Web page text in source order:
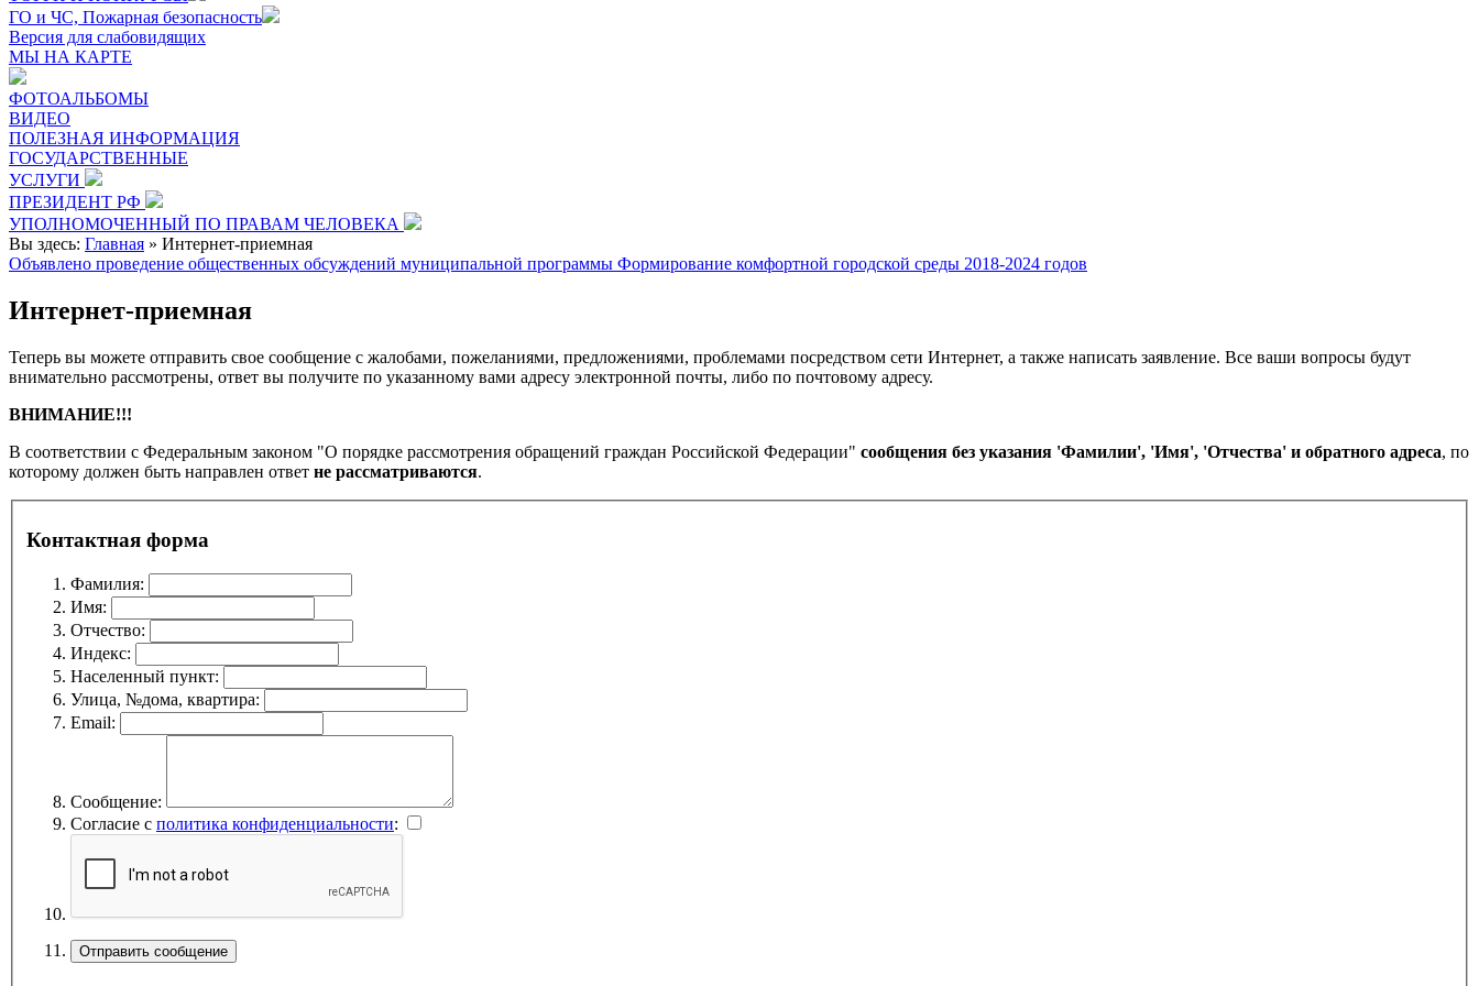
ГО и ЧС, Пожарная безопасность
Версия для слабовидящих
МЫ НА КАРТЕ
ФОТОАЛЬБОМЫ
ВИДЕО
ПОЛЕЗНАЯ ИНФОРМАЦИЯ
ГОСУДАРСТВЕННЫЕ
УСЛУГИ
ПРЕЗИДЕНТ РФ
УПОЛНОМОЧЕННЫЙ ПО ПРАВАМ ЧЕЛОВЕКА
Вы здесь: Главная » Интернет-приемная
Объявлено проведение общественных обсуждений муниципальной программы Формирование комфортной городской среды 2018-2024 годов
Интернет-приемная
Теперь вы можете отправить свое сообщение с жалобами, пожеланиями, предложениями, проблемами посредством сети Интернет, а также написать заявление. Все ваши вопросы будут
внимательно рассмотрены, ответ вы получите по указанному вами адресу электронной почты, либо по почтовому адресу.
ВНИМАНИЕ!!!
В соответствии с Федеральным законом "О порядке рассмотрения обращений граждан Российской Федерации" сообщения без указания 'Фамилии', 'Имя', 'Отчества' и обратного адреса, по
которому должен быть направлен ответ не рассматриваются.
Контактная форма
Фамилия:
Имя:
Отчество:
Индекс:
Населенный пункт:
Улица, №дома, квартира:
Email:
Сообщение:
Согласие с политика конфиденциальности: